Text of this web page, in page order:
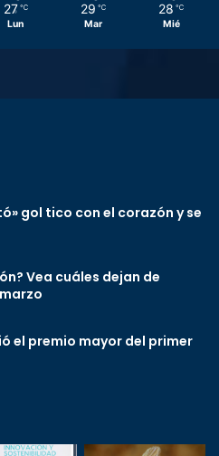
27 ℃
Lun
29 ℃
Mar
28 ℃
Mié
gol tico con el corazón y se
Vea cuáles dejan de
el premio mayor del primer